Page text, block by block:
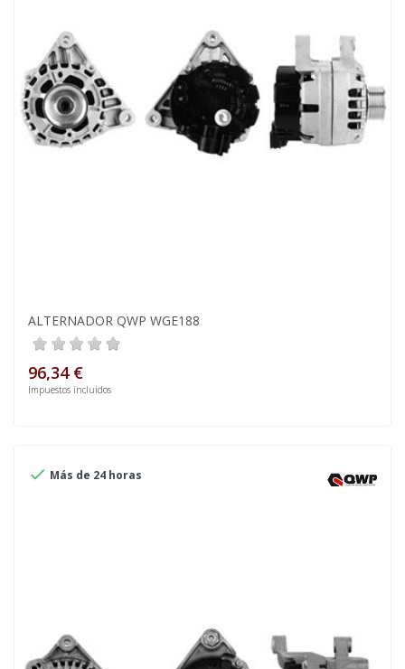
ALTERNADOR QWP WGE188
96,34 €
Impuestos incluidos
 Más de 24 horas